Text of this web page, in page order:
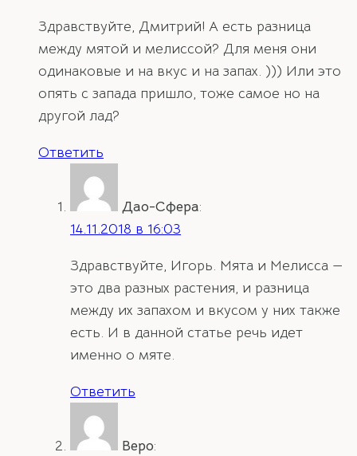
Здравствуйте, Дмитрий! А есть разница
между мятой и мелиссой? Для меня они
одинаковые и на вкус и на запах. ))) Или это
опять с запада пришло, тоже самое но на
другой лад?
Ответить
Дао-Сфера:
14.11.2018 в 16:03
Здравствуйте, Игорь. Мята и Мелисса —
это два разных растения, и разница
между их запахом и вкусом у них также
есть. И в данной статье речь идет
именно о мяте.
Ответить
Веро: